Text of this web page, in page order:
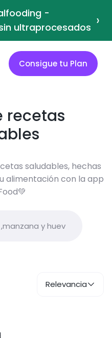
-
ultraprocesados ›
Consigue tu Plan
recetas
saludables, hechas
alimentación con la app
Relevancia